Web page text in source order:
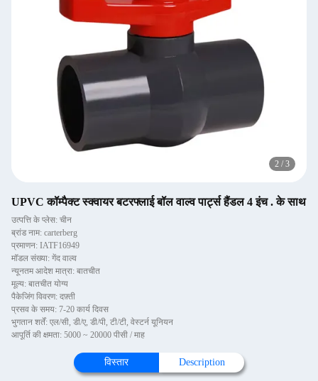
2 / 3
UPVC कॉम्पैक्ट स्क्वायर बटरफ्लाई बॉल वाल्व पार्ट्स हैंडल 4 इंच . के साथ
उत्पत्ति के प्लेस: चीन
ब्रांड नाम: carterberg
प्रमाणन: IATF16949
मॉडल संख्या: गेंद वाल्व
न्यूनतम आदेश मात्रा: बातचीत
मूल्य: बातचीत योग्य
पैकेजिंग विवरण: दफ़्ती
प्रसव के समय: 7-20 कार्य दिवस
भुगतान शर्तें: एल/सी, डी/ए, डी/पी, टी/टी, वेस्टर्न यूनियन
आपूर्ति की क्षमता: 5000 ~ 20000 पीसी / माह
विस्तार Description